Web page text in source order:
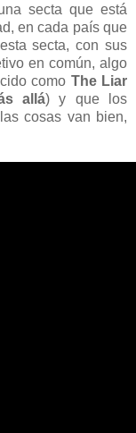
secta que está
en cada país que
secta, con sus
en común, algo
como The Liar
allá) y que los
cosas van bien,